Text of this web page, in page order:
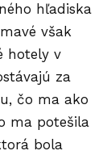
hľadiska
však
hotely v
za
čo ma ako
ma potešila
bola